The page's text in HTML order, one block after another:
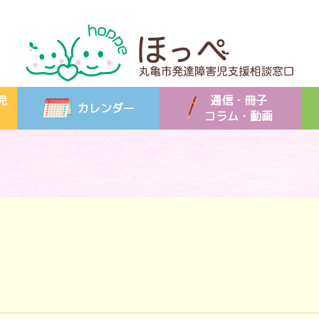
カレンダー
通信・冊子
コラム・動画